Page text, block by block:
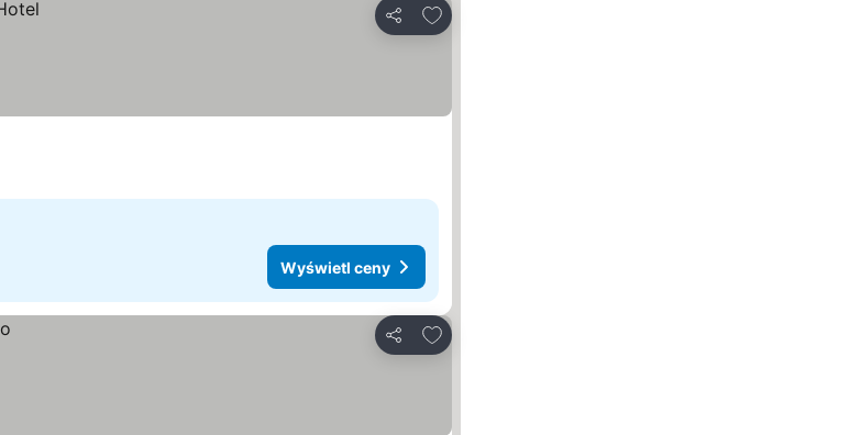
Udostępnij
Dodaj do ulubionych
Wyświetl ceny
Udostępnij
Dodaj do ulubionych